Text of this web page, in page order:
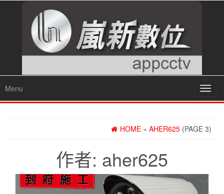
Menu
HOME » AHER625 (PAGE 3)
作者: aher625